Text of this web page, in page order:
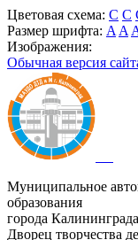
Цветовая схема: C C
Размер шрифта: A A
Изображения:
Обычная версия
Муниципальное
образования
города Калининграда
Дворец творчества